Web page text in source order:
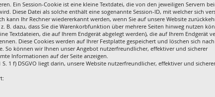
Ein Session-Cookie ist eine kleine Textdatei, die von den jeweiligen Servern
Diese Datei als solche enthält eine sogenannte Session-ID, mit welcher sich
kann Ihr Rechner wiedererkannt werden, wenn Sie auf unsere Website
B. dazu, dass Sie die Warenkorbfunktion über mehrere Seiten hinweg nutzen
Textdateien, die auf Ihrem Endgerät abgelegt werden), die auf Ihrem Endgerät
Diese Cookies werden auf Ihrer Festplatte gespeichert und löschen sich
So können wir Ihnen unser Angebot nutzerfreundlicher, effektiver und sicherer
Informationen auf der Seite anzeigen.
1 f) DSGVO liegt darin, unsere Website nutzerfreundlicher, effektiver und